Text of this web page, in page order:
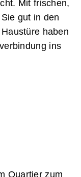
Mit frischen,
gut in den
haben
ins
Quartier zum